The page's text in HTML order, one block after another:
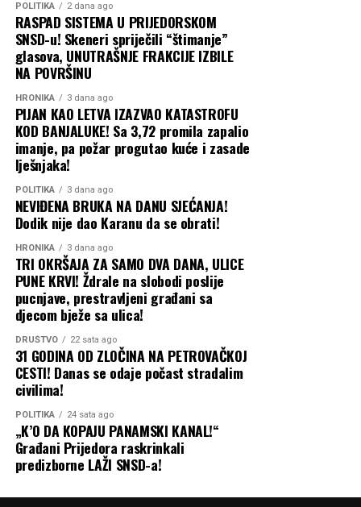
POLITIKA 2 dana ago
RASPAD SISTEMA U PRIJEDORSKOM
SNSD-u! Skeneri spriječili “štimanje”
glasova, UNUTRAŠNJE FRAKCIJE IZBILE
NA POVRŠINU
HRONIKA 3 dana ago
PIJAN KAO LETVA IZAZVAO KATASTROFU
KOD BANJALUKE! Sa 3,72 promila zapalio
imanje, pa požar progutao kuće i zasade
lješnjaka!
POLITIKA 3 dana ago
NEVIĐENA BRUKA NA DANU SJEĆANJA!
Dodik nije dao Karanu da se obrati!
HRONIKA 3 dana ago
TRI OKRŠAJA ZA SAMO DVA DANA, ULICE
PUNE KRVI! Ždrale na slobodi poslije
pucnjave, prestravljeni građani sa
djecom bježe sa ulica!
DRUŠTVO 22 sata ago
31 GODINA OD ZLOČINA NA PETROVAČKOJ
CESTI! Danas se odaje počast stradalim
civilima!
POLITIKA 24 sata ago
„K’O DA KOPAJU PANAMSKI KANAL!“
Građani Prijedora raskrinkali
predizborne LAŽI SNSD-a!